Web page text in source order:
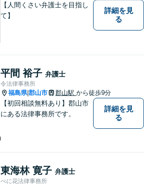
【人間くさい弁護士を目指し
て】
詳細を見
る
平間 裕子 弁護士
令法律事務所
福島県|郡山市 郡山駅 から徒歩9分
【初回相談無料あり】郡山市
にある法律事務所です。
詳細を見
る
東海林 寛子 弁護士
べに花法律事務所